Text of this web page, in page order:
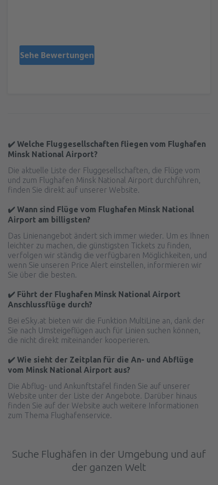
Sehe Bewertungen
✔️ Welche Fluggesellschaften fliegen vom Flughafen
Minsk National Airport?
Die aktuelle Liste der Fluggesellschaften, die Flüge vom
und zum Flughafen Minsk National Airport durchführen,
finden Sie direkt auf unserer Website.
✔️ Wann sind Flüge vom Flughafen Minsk National
Airport am billigsten?
Das Linienangebot ändert sich immer wieder. Um es Ihnen
leichter zu machen, die günstigsten Tickets zu finden,
verfolgen wir ständig die verfügbaren Möglichkeiten, und
wenn Sie unseren Price Alert einstellen, informieren wir
Sie über die besten.
✔️ Führt der Flughafen Minsk National Airport
Anschlussflüge durch?
Bei eSky.at bieten wir die Funktion MultiLine an, dank der
Sie nach Umsteigeflügen auch für Linien suchen können,
die nicht direkt miteinander kooperieren.
✔️ Wie sieht der Zeitplan für die An- und Abflüge
vom Minsk National Airport aus?
Die Abflug- und Ankunftstafel finden Sie auf unserer
Website unter der Liste der Angebote. Darüber hinaus
finden Sie auf der Website auch weitere Informationen
zum Thema Flughafenservice.
Suche Flughäfen in der Umgebung und auf
der ganzen Welt